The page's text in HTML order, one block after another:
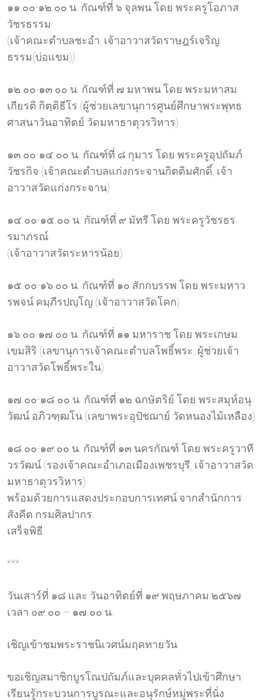
๑๑.๐๐-๑๒.๐๐ น. กัณฑ์ที่ ๖ จุลพน โดย พระครูโอภาส
วัชรธรรม
(เจ้าคณะตำบลชะอำ, เจ้าอาวาสวัดราษฎร์เจริญ
ธรรม(บ่อแขม))
๑๒.๐๐-๑๓.๐๐ น. กัณฑ์ที่ ๗ มหาพน โดย พระมหาสม
เกียรติ กิตฺติธีโร (ผู้ช่วยเลขานุการศูนย์ศึกษาพระพุทธ
ศาสนาวันอาทิตย์ วัดมหาธาตุวรวิหาร)
๑๓.๐๐-๑๔.๐๐ น. กัณฑ์ที่ ๘ กุมาร โดย พระครูอุปถัมภ์
วัชรกิจ (เจ้าคณะตำบลแก่งกระจานกิตติมศักดิ์, เจ้า
อาวาสวัดแก่งกระจาน)
๑๔.๐๐-๑๕.๐๐ น. กัณฑ์ที่ ๙ มัทรี โดย พระครูวัชรธร
รมาภรณ์
(เจ้าอาวาสวัดระหารน้อย)
๑๕.๐๐-๑๖.๐๐ น. กัณฑ์ที่ ๑๐ สักกบรรพ โดย พระมหาว
รพจน์ คมฺภีรปญฺโญ (เจ้าอาวาสวัดโคก)
๑๖.๐๐-๑๗.๐๐ น. กัณฑ์ที่ ๑๑ มหาราช โดย พระเกษม
เขมสิริ (เลขานุการเจ้าคณะตำบลโพธิ์พระ, ผู้ช่วยเจ้า
อาวาสวัดโพธิ์พระใน)
๑๗.๐๐-๑๘.๐๐ น. กัณฑ์ที่ ๑๒ ฉกษัตริย์ โดย พระสมุห์อนุ
วัฒน์ อภิวฑฺฒโน (เลขาพระอุปัชฌาย์ วัดหนองไม้เหลือง)
๑๘.๐๐-๑๙.๐๐ น. กัณฑ์ที่ ๑๓ นครกัณฑ์ โดย พระครูวาที
วรวัฒน์ (รองเจ้าคณะอำเภอเมืองเพชรบุรี, เจ้าอาวาสวัด
มหาธาตุวรวิหาร)
พร้อมด้วยการแสดงประกอบการเทศน์ จากสำนักการ
สังคีต กรมศิลปากร
เสร็จพิธี
***
วันเสาร์ที่ ๑๘ และ วันอาทิตย์ที่ ๑๙ พฤษภาคม ๒๕๖๗
เวลา ๐๙.๐๐ – ๑๗.๐๐ น.
เชิญเข้าชมพระราชนิเวศน์มฤคทายวัน
ขอเชิญสมาชิกบูรโณปถัมภ์และบุคคลทั่วไปเข้าศึกษา
เรียนรู้กระบวนการบูรณะและอนุรักษ์หมู่พระที่นั่ง